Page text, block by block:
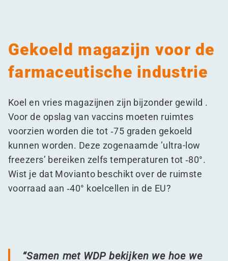
Gekoeld magazijn voor de
farmaceutische industrie
Koel en vries magazijnen zijn bijzonder gewild .
Voor de opslag van vaccins moeten ruimtes
voorzien worden die tot ‑75 graden gekoeld
kunnen worden. Deze zogenaamde ’ultra-low
freezers’ bereiken zelfs temperaturen tot ‑80°.
Wist je dat Movianto beschikt over de ruimste
voorraad aan ‑40° koelcellen in de EU?
“Samen met WDP bekijken we hoe we